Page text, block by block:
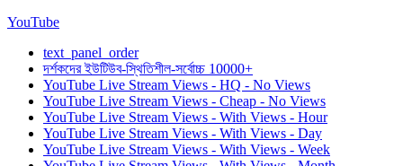
YouTube
text_panel_order
দর্শকদের ইউটিউব-স্থিতিশীল-সর্বোচ্চ 10000+
YouTube Live Stream Views - HQ - No Views
YouTube Live Stream Views - Cheap - No Views
YouTube Live Stream Views - With Views - Hour
YouTube Live Stream Views - With Views - Day
YouTube Live Stream Views - With Views - Week